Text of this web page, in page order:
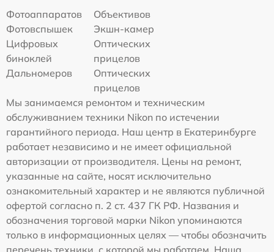
Фотоаппаратов
Объективов
Фотовспышек
Экшн-камер
Цифровых
биноклей
Оптических
прицелов
Дальномеров
Оптических
прицелов
Мы занимаемся ремонтом и техническим
обслуживанием техники Nikon по истечении
гарантийного периода. Наш центр в Екатеринбурге
работает независимо и не имеет официальной
авторизации от производителя. Цены на ремонт,
указанные на сайте, носят исключительно
ознакомительный характер и не являются публичной
офертой согласно п. 2 ст. 437 ГК РФ. Названия и
обозначения торговой марки Nikon упоминаются
только в информационных целях — чтобы обозначить